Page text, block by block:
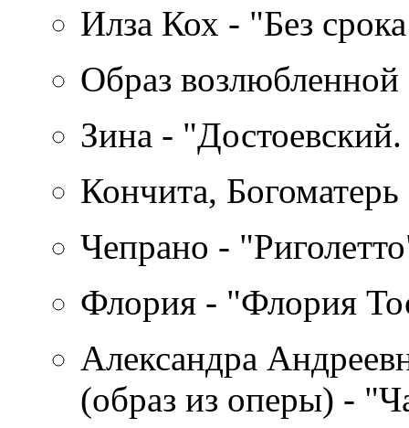
Илза Кох - "Без
Образ
Зина -
Кончита,
Чепрано -
Флория - "Флория
Александра
(образ из оперы) -